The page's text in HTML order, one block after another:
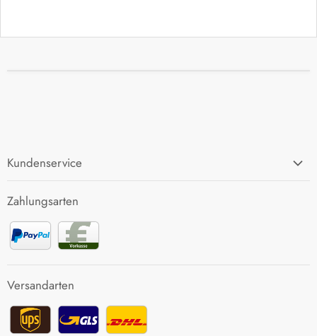
Kundenservice
Zahlung und Versand
Rücksendung
Kontakt
Zahlungsarten
Versandarten